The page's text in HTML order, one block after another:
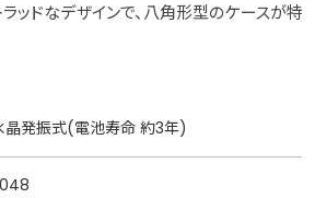
ッドなデザインで、八角形型のケースが特
晶発振式(電池寿命 約3年)